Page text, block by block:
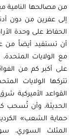
من مصالحها النامية
إلى عفرين من دون
الحفاظ على وحدة
أن تستفيد أيضاً من
مع الولايات المتحدة،
على أكبر كم من
تتركها الولايات
الحديثة، وأن تُسحب
حماية الشعب»
المثلث السوري،